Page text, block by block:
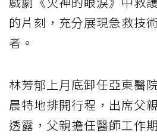
的片刻，充分展現急救技
者。
林芳郁上月底卸任亞東醫
晨特地排開行程，出席父
透露，父親擔任醫師工作